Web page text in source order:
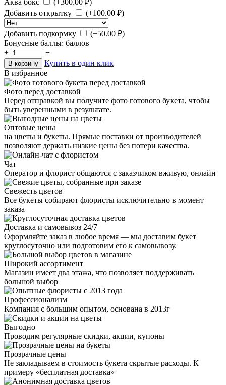
Добавить открытку
(+100.00 ₽)
Добавить подкормку (+50.00 ₽)
Бонусные баллы: баллов
+
−
В корзину
Купить в один клик
В избранное
Фото перед доставкой
Перед отправкой вы получите фото готового букета, чтобы
быть уверенными в результате.
Оптовые цены
на цветы и букеты. Прямые поставки от производителей
позволяют держать низкие цены без потери качества.
Чат
Оператор и флорист общаются с заказчиком вживую, онлайн
Свежесть цветов
Все букеты собирают флористы исключительно в момент
заказа
Доставка и самовывоз 24/7
Оформляйте заказ в любое время — мы доставим букет
круглосуточно или подготовим его к самовывозу.
Широкий ассортимент
Магазин имеет два этажа, что позволяет поддерживать
большой выбор
Профессионализм
Компания с большим опытом, основана в 2013г
Выгодно
Проводим регулярные скидки, акции, купоны
Прозрачные цены
Не закладываем в стоимость букета скрытые расходы. К
примеру «бесплатная доставка»